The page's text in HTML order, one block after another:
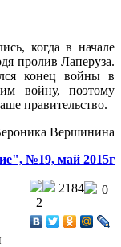
когда в начале
пролив Лаперуза.
конец войны в
войну, поэтому
правительство.
Вершинина
№19, май 2015г
0
2184
2